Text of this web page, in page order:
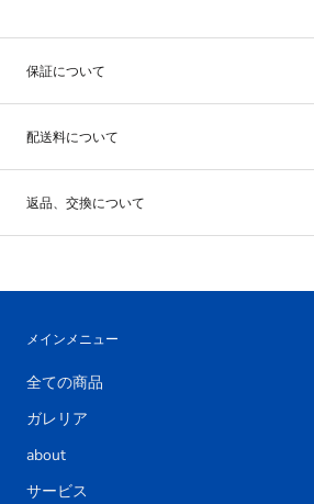
保証について
配送料について
返品、交換について
メインメニュー
全ての商品
ガレリア
about
サービス